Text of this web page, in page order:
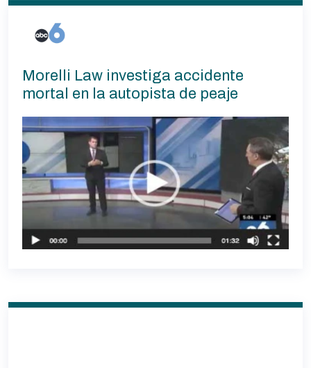
Morelli Law investiga accidente
mortal en la autopista de peaje